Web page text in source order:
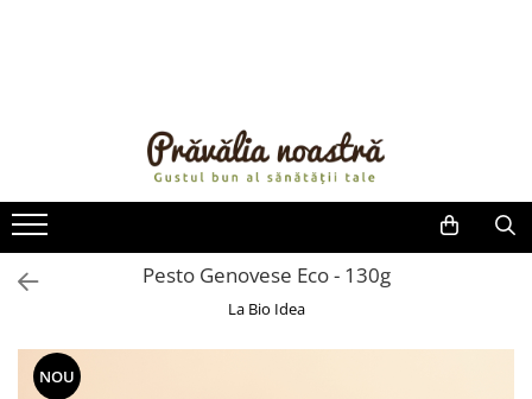
ULEIURI ȘI UNTURI
MĂSLINE
NUCI ȘI SEMINȚE
FRUCTE DESHIDRATATE
FRUCTE LA CONSERVĂ
OȚETURI ȘI SOSURI
Pesto Genovese Eco - 130g
La Bio Idea
NOU